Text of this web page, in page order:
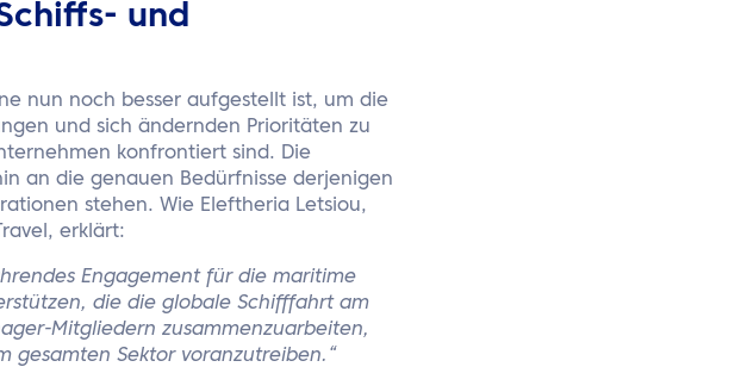
und
nun noch besser aufgestellt ist, um die
und sich ändernden Prioritäten zu
konfrontiert sind. Die
an die genauen Bedürfnisse derjenigen
stehen. Wie Eleftheria Letsiou,
erklärt:
Engagement für die maritime
die die globale Schifffahrt am
Mitgliedern zusammenzuarbeiten,
gesamten Sektor voranzutreiben.“